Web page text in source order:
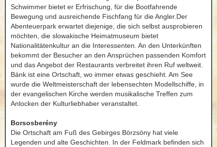
Schwimmer bietet er Erfrischung, für die Bootfahrende
Bewegung und ausreichende Fischfang für die Angler.Der
Abenteuerpark erwartet diejenige, die sich selbst ausprobieren
möchten, die slowakische Heimatmuseum bietet
Nationalitätenkultur an die Interessenten. An den Unterkünften
bekommt der Besucher an den Ansprüchen passenden Komfort
und das Angebot der Restaurants verbreitet ihren Ruf weltweit.
Bánk ist eine Ortschaft, wo immer etwas geschieht. Am See
wurde die Weltmeisterschaft der lebensechten Modellschiffe, in
der evangelischen Kirche werden musikalische Treffen zum
Anlocken der Kulturliebhaber veranstaltet.
Borsosberény
Die Ortschaft am Fuß des Gebirges Börzsöny hat viele
Legenden und alte Geschichten. In der Feldmark befinden sich